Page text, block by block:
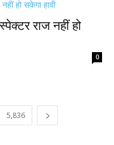
राज नहीं हो
0
5,836